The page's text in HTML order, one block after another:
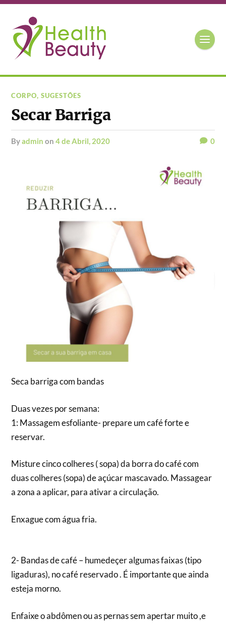
CORPO,SUGESTÕES
Secar Barriga
byadmin on4 de Abril, 2020 0
Seca barriga com bandas
Duas vezes por semana:
1: Massagem esfoliante- prepare um café forte e
reservar.
Misture cinco colheres ( sopa) da borra do café com
duas colheres (sopa) de açúcar mascavado. Massagear
a zona a aplicar, para ativar a circulação.
Enxague com água fria.
2- Bandas de café – humedeçer algumas faixas (tipo
ligaduras), no café reservado . É importante que ainda
esteja morno.
Enfaixe o abdômen ou as pernas sem apertar muito ,e